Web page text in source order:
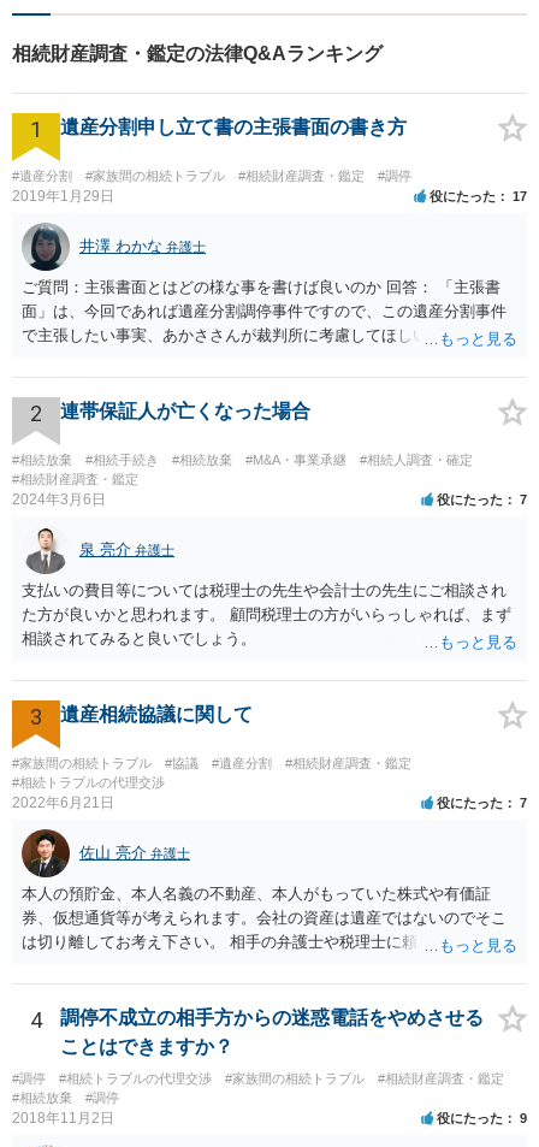
相続財産調査・鑑定の法律Q&Aランキング
1 遺産分割申し立て書の主張書面の書き方
#遺産分割 #家族間の相続トラブル #相続財産調査・鑑定 #調停
2019年1月29日 役にたった 17
井澤 わかな 弁護士
ご質問：主張書面とはどの様な事を書けば良いのか 回答： 「主張書
面」は、今回であれば遺産分割調停事件ですので、この遺産分割事件
で主張したい事実、あかささんが裁判所に考慮してほしいと思う、亡
ります。 もし、主張したい事実や考慮してほしい事情に関連して
資料を持っているようであれば、主張書面とは別で提出できます。も
し、お姉さんに見られたくないような資料がある場合、「非開示の希
望に関する申出書」と共に提出することも考えられます。 ご質問：書
いた方が良い事と書かない方が良い事 回答： お姉さんが申立書の「申
立ての趣旨」のところに書いている遺産の分け方に対して意見があれ
ば、まずそれを書くとよいです。 次に「申立ての理由」のところに、
なぜ調停を申し立てたのか(例えば、あかささんと話合いが出来ない／
決裂した、など)や亡くなった方・あかささん・お姉さん間の事情やい
きさつなどが書かれていると思うので、あかささんから見てそれは違
うと感じるところは、どのように違うのか、など書くとよいです。 そ
の他、お姉さんの申立書には書かれていないけど、どのように遺産を
った等)、それも書くとよいです。 書かない方が良いと思うことは、遺
産分割に関係ない(と思われる)いきさつを沢山盛り込むことだと考えま
す(あくまで遺産分割に関係することに留める方が、裁判所や調停委員
の方に事情を理解してもらいやすいと思います)。
2 連帯保証人が亡くなった場合
#相続放棄 #相続手続き #相続放棄 #M&A・事業承継
#相続人調査・確定
#相続財産調査・鑑定
2024年3月6日 役にたった 7
泉 亮介 弁護士
支払いの費目等については税理士の先生や会計士の先生にご相談され
た方が良いかと思われます。 顧問税理士の方がいらっしゃれば、まず
相談されてみると良いでしょう。
3 遺産相続協議に関して
#家族間の相続トラブル #協議 #遺産分割
#相続財産調査・鑑定
#相続トラブルの代理交渉
2022年6月21日 役にたった 7
佐山 亮介 弁護士
本人の預貯金、本人名義の不動産、本人がもっていた株式や有価証
券、仮想通貨等が考えられます。会社の資産は遺産ではないのでそこ
は切り離してお考え下さい。 相手の弁護士や税理士に頼んでも守秘義
意に開示を求め、応じなければ「調査嘱託」という手続きを使って銀
行等に照会をかけることになるでしょう。 不動産は、相続登記が済ん
でいなければ市役所ないし区役所に、お子様と義父様のつながりがわ
かる戸籍一式を揃えてもちこみ、「名寄せ」という手続きをすると、
分かると思います。遺産分割協議書の偽造等により既に相続登記され
てしまっている場合は、住所などに当たりをつけて登記名義を調べて
4
調停不成立の相手方からの迷惑電話をやめさせる
ことはできますか？
#調停 #相続トラブルの代理交渉 #家族間の相続トラブル
#相続財産調査・鑑定
#相続放棄
#調停
2018年11月2日 役にたった 9